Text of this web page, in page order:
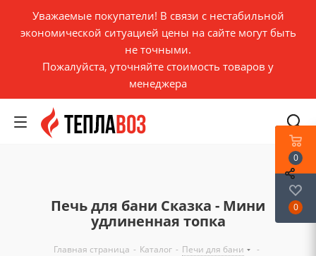
Уважаемые покупатели! В связи с нестабильной
экономической ситуацией цены на сайте могут быть
не точными.
Пожалуйста, уточняйте стоимость товаров у
менеджера
Печь для бани Сказка - Мини
удлиненная топка
Главная страница - Каталог - Печи для бани
-
0
0